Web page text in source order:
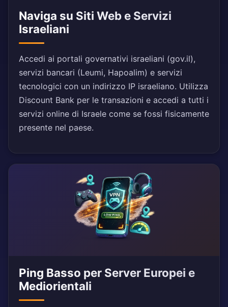
Naviga su Siti Web e Servizi
Israeliani
Accedi ai portali governativi israeliani (gov.il),
servizi bancari (Leumi, Hapoalim) e servizi
tecnologici con un indirizzo IP israeliano. Utilizza
Discount Bank per le transazioni e accedi a tutti i
servizi online di Israele come se fossi fisicamente
presente nel paese.
Ping Basso per Server Europei e
Mediorientali